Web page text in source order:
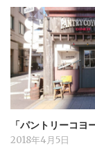
「パントリーコ
2018年4月5日